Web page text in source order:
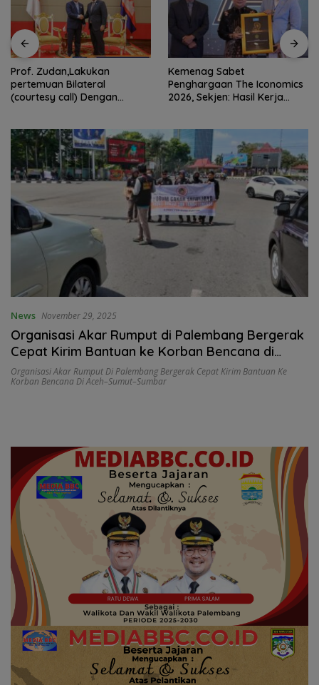
Prof. Zudan,Lakukan
pertemuan Bilateral
(courtesy call) Dengan
Siapkan Indonesia Jadi Pusat
Kolaborasi ASN ASEAN
Kemenag Sabet
Penghargaan The Iconomics
2026, Sekjen: Hasil Kerja
News November 29, 2025
Organisasi Akar Rumput di Palembang Bergerak
Cepat Kirim Bantuan ke Korban Bencana di
Aceh–Sumut–Sumbar
Organisasi Akar Rumput Di Palembang Bergerak Cepat Kirim Bantuan Ke
Korban Bencana Di Aceh–Sumut–Sumbar